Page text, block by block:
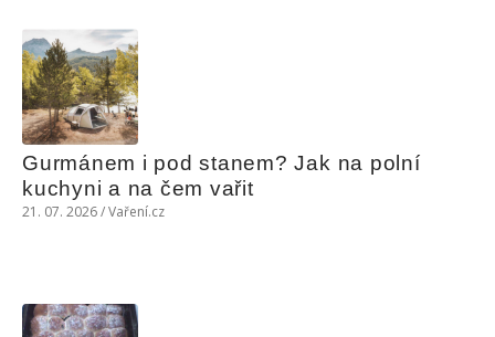
Gurmánem i pod stanem? Jak na polní
kuchyni a na čem vařit
21. 07. 2026 / Vaření.cz